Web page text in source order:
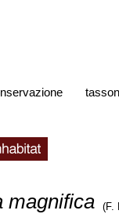
magnifica (F.